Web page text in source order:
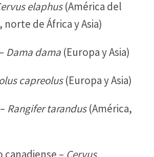
elaphus(América del
de África y Asia)
Dama dama (Europa y Asia)
capreolus(Europa y Asia)
Rangifer tarandus(América,